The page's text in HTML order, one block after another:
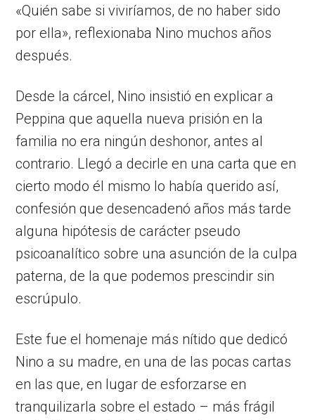
«Quién sabe si viviríamos, de no haber sido
por ella», reflexionaba Nino muchos años
después.
Desde la cárcel, Nino insistió en explicar a
Peppina que aquella nueva prisión en la
familia no era ningún deshonor, antes al
contrario. Llegó a decirle en una carta que en
cierto modo él mismo lo había querido así,
confesión que desencadenó años más tarde
alguna hipótesis de carácter pseudo
psicoanalítico sobre una asunción de la culpa
paterna, de la que podemos prescindir sin
escrúpulo.
Este fue el homenaje más nítido que dedicó
Nino a su madre, en una de las pocas cartas
en las que, en lugar de esforzarse en
tranquilizarla sobre el estado – más frágil